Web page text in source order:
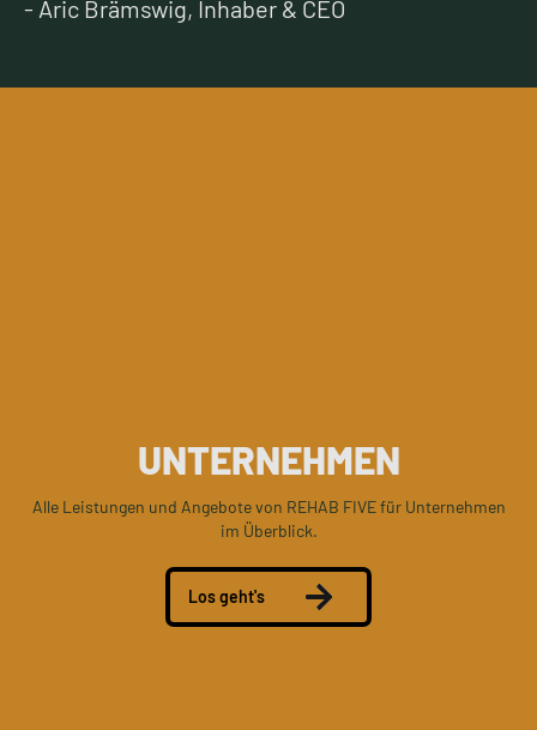
- Aric Brämswig, Inhaber & CEO
UNTERNEHMEN
Alle Leistungen und Angebote von REHAB FIVE für Unternehmen
im Überblick.
Los geht's